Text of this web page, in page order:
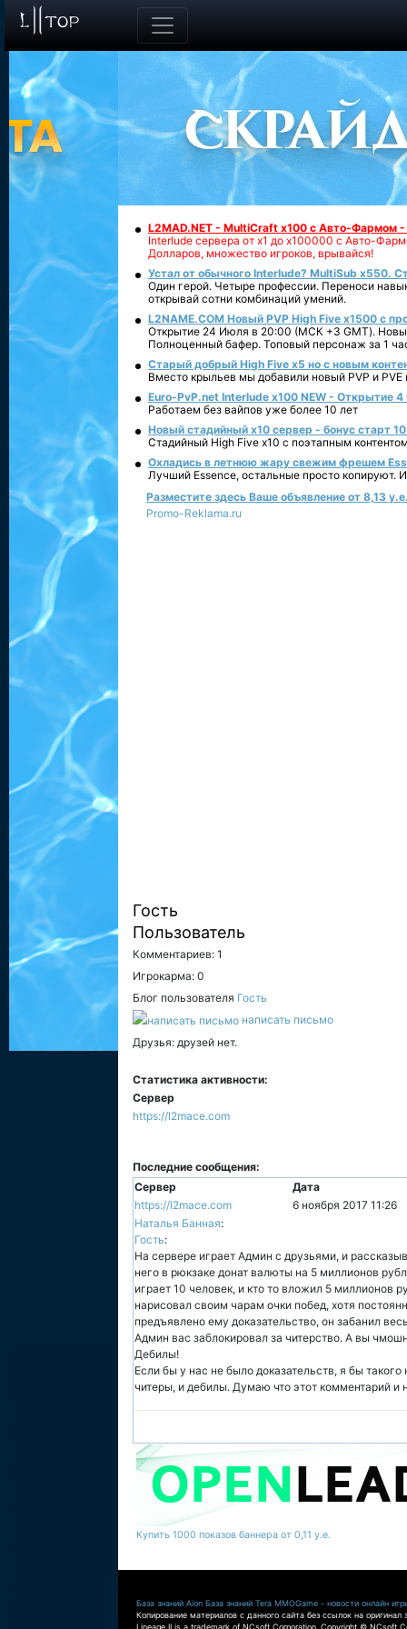
L2MAD.NET - MultiCraft x100 с Авто-Фармом
Interlude сервера от х1 до х100000 с Авто-
Долларов, множество игроков, врывайся!
Устал от обычного Interlude? MultiSub x550.
Один герой. Четыре профессии. Переноси
открывай сотни комбинаций умений.
L2NAME.COM Новый PVP High Five x1500 с
Открытие 24 Июля в 20:00 (МСК +3 GMT).
Полноценный бафер. Топовый персонаж за 1
Старый добрый High Five x5 но с новым
Вместо крыльев мы добавили новый PVP и PVE
Euro-PvP.net Interlude х100 NEW - Открытие 4
Работаем без вайпов уже более 10 лет
Новый стадийный х10 сервер - бонус старт
Стадийный High Five x10 с поэтапным
Охладись в летнюю жару свежим фрешем
Лучший Essence, остальные просто копируют.
Разместите здесь Ваше объявление от 8,13
Promo-Reklama.ru
Гость
Пользователь
Комментариев: 1
Игрокарма: 0
Блог пользователя Гость
написать письмо
Друзья: друзей нет.
Статистика активности:
Сервер
https://l2mace.com
Последние сообщения:
Сервер
Дата
https://l2mace.com
6 ноября 2017 11:26
Наталья Банная:
Гость:
На сервере играет Админ с друзьями, и
него в рюкзаке донат валюты на 5 миллионов
играет 10 человек, и кто то вложил 5 миллионов
нарисовал своим чарам очки побед, хотя
предъявлено ему доказательство, он забанил
Админ вас заблокировал за читерство. А вы
Дебилы!
Если бы у нас не было доказательств, я бы
читеры, и дебилы. Думаю что этот комментарий и
Купить 1000 показов баннера от 0,11 у.е.
База знаний Aion База знаний Tera MMOGame - новости онлайн
Копирование материалов с данного сайта без ссылок на оригинал
Lineage II is a trademark of NCsoft Corporation. Copyright © NCsoft